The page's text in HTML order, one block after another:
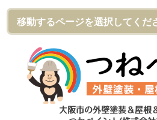
大阪市の外壁塗装＆屋根